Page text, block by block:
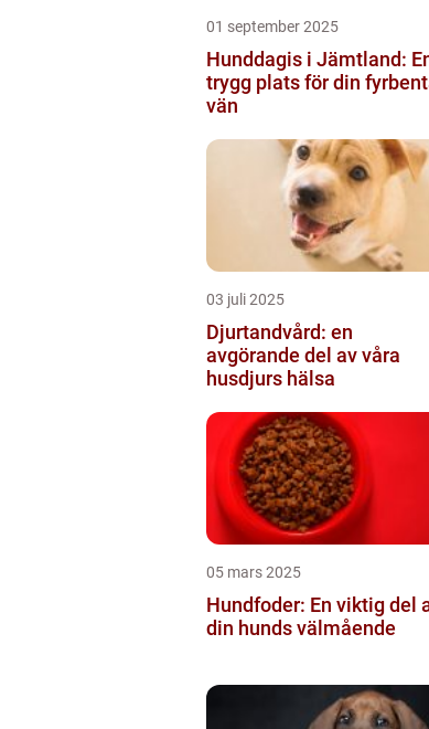
01 september 2025
Hunddagis i Jämtland:
trygg plats för din
vän
03 juli 2025
Djurtandvård: en
avgörande del av våra
husdjurs hälsa
05 mars 2025
Hundfoder: En viktig del
din hunds välmående